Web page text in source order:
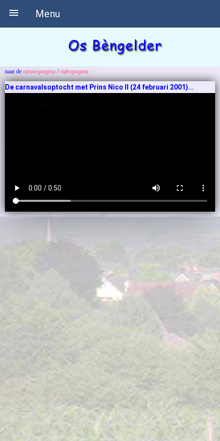
Menu

naar de nieuwspagina/videopagina
De carnavalsoptocht met Prins Nico II (24 februari 2001)...